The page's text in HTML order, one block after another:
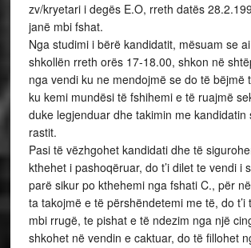
zv/kryetari i degës E.O, rreth datës
janë mbi fshat.
Nga studimi i bërë kandidatit, mësuam se
shkollën rreth orës 17-18.00, shkon në
nga vendi ku ne mendojmë se do të bëjmë
ku kemi mundësi të fshihemi e të ruajmë
duke legjenduar dhe takimin me kandidatin
rastit.
Pasi të vëzhgohet kandidati dhe të
kthehet i pashoqëruar, do t’i dilet te vendi i
parë sikur po kthehemi nga fshati C., për
ta takojmë e të përshëndetemi me të, do t’i
mbi rrugë, te pishat e të ndezim nga një
shkohet në vendin e caktuar, do të fillohet